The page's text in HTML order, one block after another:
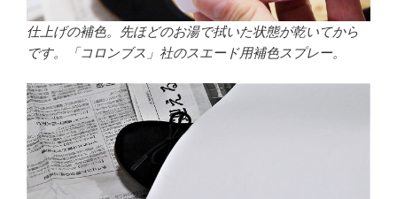
仕上げの補色。先ほどのお湯で拭いた状態が乾いてから
です。「コロンブス」社のスエード用補色スプレー。